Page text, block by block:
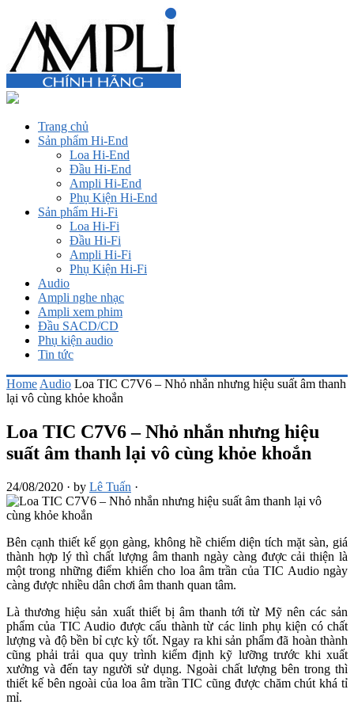
Trang chủ
Sản phẩm Hi-End
Loa Hi-End
Đầu Hi-End
Ampli Hi-End
Phụ Kiện Hi-End
Sản phẩm Hi-Fi
Loa Hi-Fi
Đầu Hi-Fi
Ampli Hi-Fi
Phụ Kiện Hi-Fi
Audio
Ampli nghe nhạc
Ampli xem phim
Đầu SACD/CD
Phụ kiện audio
Tin tức
Home Audio Loa TIC C7V6 – Nhỏ nhắn nhưng hiệu suất âm thanh
lại vô cùng khỏe khoắn
Loa TIC C7V6 – Nhỏ nhắn nhưng hiệu
suất âm thanh lại vô cùng khỏe khoắn
24/08/2020 · by Lê Tuấn ·
Bên cạnh thiết kế gọn gàng, không hề chiếm diện tích mặt sàn, giá
thành hợp lý thì chất lượng âm thanh ngày càng được cải thiện là
một trong những điểm khiến cho loa âm trần của TIC Audio ngày
càng được nhiều dân chơi âm thanh quan tâm.
Là thương hiệu sản xuất thiết bị âm thanh tới từ Mỹ nên các sản
phẩm của TIC Audio được cấu thành từ các linh phụ kiện có chất
lượng và độ bền bỉ cực kỳ tốt. Ngay ra khi sản phẩm đã hoàn thành
cũng phải trải qua quy trình kiểm định kỹ lưỡng trước khi xuất
xưởng và đến tay người sử dụng. Ngoài chất lượng bên trong thì
thiết kế bên ngoài của loa âm trần TIC cũng được chăm chút khá tỉ
mỉ.